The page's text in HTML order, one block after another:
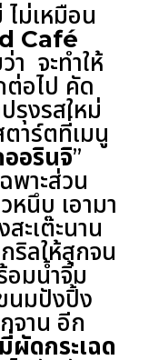
ไม่เหมือน
Café
า จะทำให้
ต่อไป คัด
รุงรสใหม่
าร์ตที่เมนู
ออรินจิ”
พาะส่วน
หนึบ เอามา
ะเต๊ะนาน
ริลให้สุกจน
อมน้ำจิ้ม
นมปังปิ้ง
จาน อีก
ผัดกระเฉด